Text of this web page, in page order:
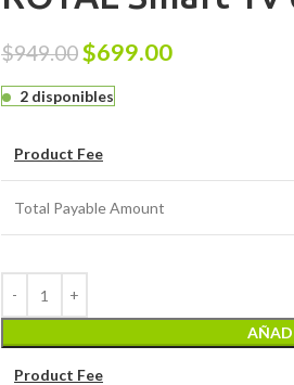
$949.00$699.00
2 disponibles
Product Fee
Total Payable Amount
Product Fee